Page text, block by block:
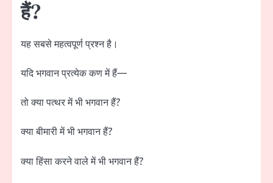
हैं?
यह सबसे महत्वपूर्ण प्रश्न है।
यदि भगवान प्रत्येक कण में हैं—
तो क्या पत्थर में भी भगवान हैं?
क्या बीमारी में भी भगवान हैं?
क्या हिंसा करने वाले में भी भगवान हैं?